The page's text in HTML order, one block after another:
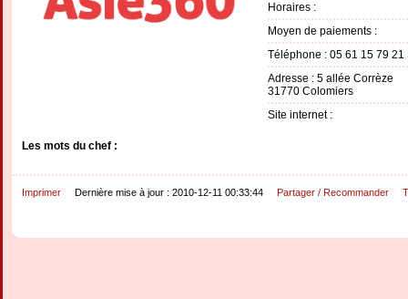
Horaires :
Moyen de paiements :
Téléphone : 05 61 15 79 21
Adresse : 5 allée Corrèze
31770 Colomiers
Site internet :
Les mots du chef :
Imprimer Dernière mise à jour : 2010-12-11 00:33:44 Partager / Recommander